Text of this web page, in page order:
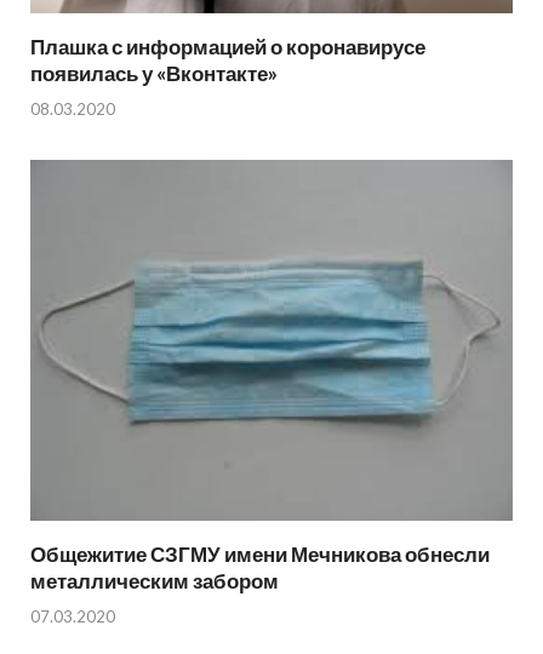
Плашка с информацией о коронавирусе
появилась у «Вконтакте»
08.03.2020
Общежитие СЗГМУ имени Мечникова обнесли
металлическим забором
07.03.2020